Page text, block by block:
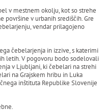
v mestnem okolju, kot so strehe
površine v urbanih središčih. Gre
vendar prilagojeno
čebelarjenja in izzive, s katerimi
letih. V pogovoru bodo sodelovali
v Ljubljani, ki čebelari na strehi
na Grajskem hribu in Luka
inštituta Republike Slovenije